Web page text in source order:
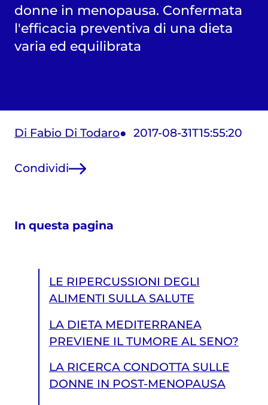
donne in menopausa. Confermata
l'efficacia preventiva di una dieta
varia ed equilibrata
Di Fabio Di Todaro 2017-08-31T15:55:20
Condividi
In questa pagina
LE RIPERCUSSIONI DEGLI
ALIMENTI SULLA SALUTE
LA DIETA MEDITERRANEA
PREVIENE IL TUMORE AL SENO?
LA RICERCA CONDOTTA SULLE
DONNE IN POST-MENOPAUSA